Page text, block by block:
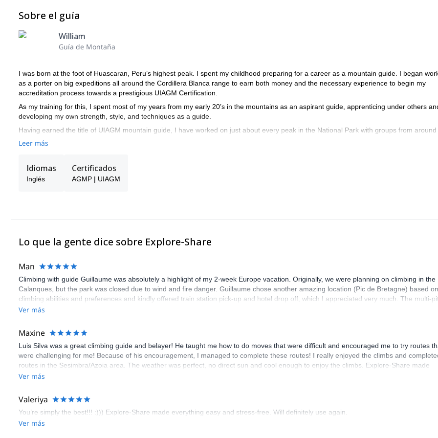
Sobre el guía
William
Guía de Montaña
I was born at the foot of Huascaran, Peru’s highest peak. I spent my childhood preparing for a career as a mountain guide. I began
as a porter on big expeditions all around the Cordillera Blanca range to earn both money and the necessary experience to begin my
accreditation process towards a prestigious UIAGM Certification.
As my training for this, I spent most of my years from my early 20’s in the mountains as an aspirant guide, apprenticing under others
developing my own strength, style, and techniques as a guide.
Having earned the title of UIAGM mountain guide, I have worked on just about every peak in the National Park with groups from around
globe and continues to do so with patience and professionalism in all aspects of the job.
Leer más
Idiomas
Inglés
Certificados
AGMP | UIAGM
Lo que la gente dice sobre Explore-Share
Man
Climbing with guide Guillaume was absolutely a highlight of my 2-week Europe vacation. Originally, we were planning on climbing in the
Calanques, but the park was closed due to wind and fire danger. Guillaume chose another amazing location (Pic de Bretagne) based
climbing abilities and preferences and kindly offered train station pick-up and hotel drop off, which I appreciated very much. The multi-
route we did was not only fun but also the right amount of challenge, which I thoroughly enjoyed. The communication from the team
Ver más
Maxine
Luis Silva was a great climbing guide and belayer! He taught me how to do moves that were difficult and encouraged me to try routes
were challenging for me! Because of his encouragement, I managed to complete these routes! I really enjoyed the climbs and
routes in the Sesimbra/Azoia area. The weather was perfect, no direct sun and cool enough to enjoy the climbs. Explore-Share made
booking an outdoor climbing experience in Lisbon extremely easy. Luis, our guide, was fantastic, and the platform’s organization was
Ver más
Valeriya
You’re simply the best!!! :))) Explore-Share made everything easy and stress-free. Will definitely use again.
Ver más